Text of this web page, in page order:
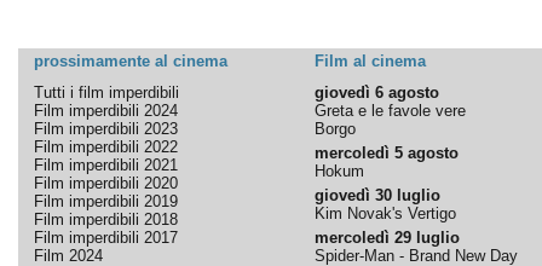
prossimamente al cinema
Film al cinema
Tutti i film imperdibili
Film imperdibili 2024
Film imperdibili 2023
Film imperdibili 2022
Film imperdibili 2021
Film imperdibili 2020
Film imperdibili 2019
Film imperdibili 2018
Film imperdibili 2017
Film 2024
giovedì 6 agosto
Greta e le favole vere
Borgo
mercoledì 5 agosto
Hokum
giovedì 30 luglio
Kim Novak's Vertigo
mercoledì 29 luglio
Spider-Man - Brand New Day